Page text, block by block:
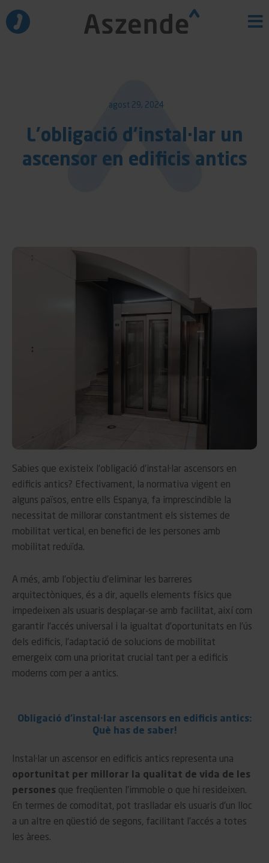
contingut
agost 29, 2024
L’obligació d’instal·lar un
ascensor en edificis antics
Sabies que existeix l’obligació d’instal·lar ascensors en
edificis antics? Efectivament, la normativa vigent en
alguns països, entre ells Espanya, fa imprescindible la
necessitat de millorar constantment els sistemes de
mobilitat vertical, en benefici de les persones amb
mobilitat reduïda.
A més, amb l’objectiu d’eliminar les barreres
arquitectòniques, és a dir, aquells elements físics que
impedeixen als usuaris desplaçar-se amb facilitat, així com
garantir l’accés universal i la igualtat d’oportunitats en l’ús
dels edificis, l’adaptació de solucions de mobilitat
emergeix com una prioritat crucial tant per a edificis
moderns com per a antics.
Obligació d’instal·lar ascensors en edificis antics:
Què has de saber!
Instal·lar un ascensor en edificis antics representa una
oportunitat per millorar la qualitat de vida de les
persones que freqüenten l’immoble o que hi resideixen.
En termes de comoditat, pot traslladar els usuaris d’un lloc
a un altre en qüestió de segons, facilitant l’accés a totes
les àrees.